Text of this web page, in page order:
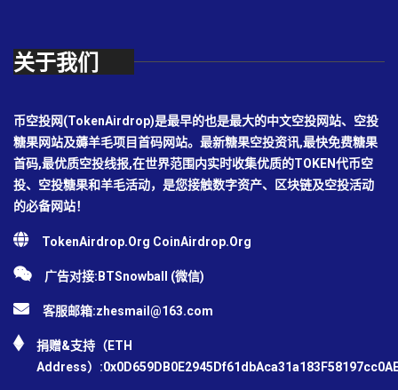
关于我们
币空投网(TokenAirdrop)是最早的也是最大的中文空投网站、空投
糖果网站及薅羊毛项目首码网站。最新糖果空投资讯,最快免费糖果
首码,最优质空投线报,在世界范围内实时收集优质的TOKEN代币空
投、空投糖果和羊毛活动，是您接触数字资产、区块链及空投活动
的必备网站！
TokenAirdrop.Org CoinAirdrop.Org
广告对接:BTSnowball (微信)
客服邮箱:zhesmail@163.com
捐赠&支持（ETH
Address）